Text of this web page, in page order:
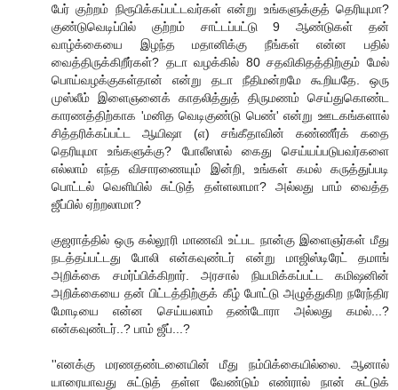
பேர் குற்றம் நிரூபிக்கப்பட்டவர்கள் என்று உங்களுக்குத் தெரியுமா?
குண்டுவெடிப்பில் குற்றம் சாட்டப்பட்டு 9 ஆண்டுகள் தன்
வாழ்க்கையை இழந்த மதானிக்கு நீங்கள் என்ன பதில்
வைத்திருக்கிறீர்கள்? தடா வழக்கில் 80 சதவிகிதத்திற்கும் மேல்
பொய்வழக்குகள்தான் என்று தடா நீதிமன்றமே கூறியதே. ஒரு
முஸ்லீம் இளைஞனைக் காதலித்துத் திருமணம் செய்துகொண்ட
காரணத்திற்காக 'மனித வெடிகுண்டு பெண்' என்று ஊடகங்களால்
சித்தரிக்கப்பட்ட ஆயிஷா (எ) சங்கீதாவின் கண்ணீர்க் கதை
தெரியுமா உங்களுக்கு? போலீஸால் கைது செய்யப்படுபவர்களை
எல்லாம் எந்த விசாரணையும் இன்றி, உங்கள் கமல் கருத்துப்படி
பொட்டல் வெளியில் சுட்டுத் தள்ளலாமா? அல்லது பாம் வைத்த
ஜீப்பில் ஏற்றலாமா?
குஜராத்தில் ஒரு கல்லூரி மாணவி உட்பட நான்கு இளைஞர்கள் மீது
நடத்தப்பட்டது போலி என்கவுண்டர் என்று மாஜிஸ்டிரேட் தமாங்
அறிக்கை சமர்ப்பிக்கிறார். அரசால் நியமிக்கப்பட்ட கமிஷனின்
அறிக்கையை தன் பிட்டத்திற்குக் கீழ் போட்டு அழுத்துகிற நரேந்திர
மோடியை என்ன செய்யலாம் தண்டோரா அல்லது கமல்...?
என்கவுண்டர்..? பாம் ஜீப்...?
''எனக்கு மரணதண்டனையின் மீது நம்பிக்கையில்லை. ஆனால்
யாரையாவது சுட்டுத் தள்ள வேண்டும் எண்ரால் நான் சுட்டுக்